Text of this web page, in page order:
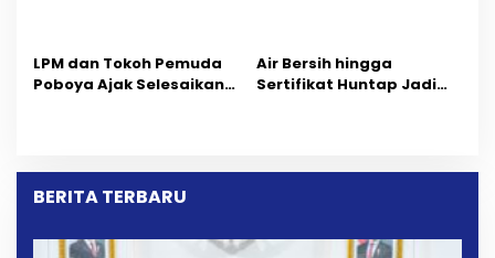
Dipersoalkan ‎
LPM dan Tokoh Pemuda
Poboya Ajak Selesaikan
Air Bersih hingga
Sertifikat Huntap Jadi
BERITA TERBARU